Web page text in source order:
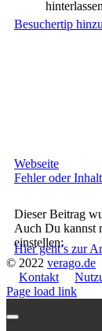
Besuchertip
Webseite
Fehler oder
Dieser Beitrag
Auch Du kannst
einstellen:
Hier geht’s zur
© 2022 verago.de
Kontakt
Page load link